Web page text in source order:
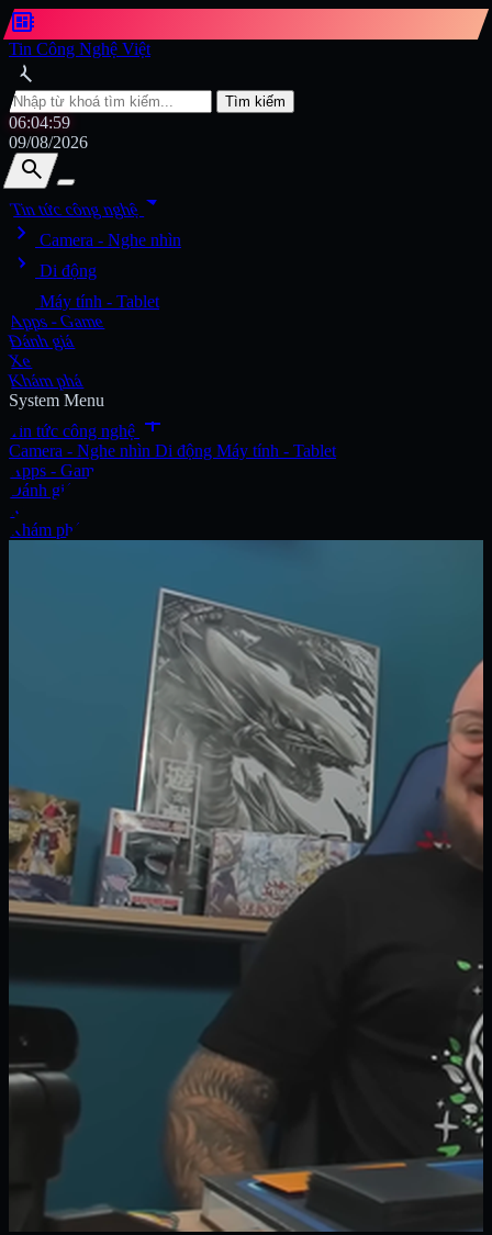
developer_board
Tin Công Nghệ Việt
search
Tìm kiếm
06:05:01
09/08/2026
search
search
Tin tức công nghệarrow_drop_down
chevron_right
Camera - Nghe nhìn
chevron_right Di động
Máy tính - Tablet
Apps - Game
Đánh giá
Xe
Khám phá
System Menu
Tin tức công nghệ add
Camera - Nghe nhìn Di động Máy tính - Tablet
Apps - Game
Đánh giá
Xe
Khám phá